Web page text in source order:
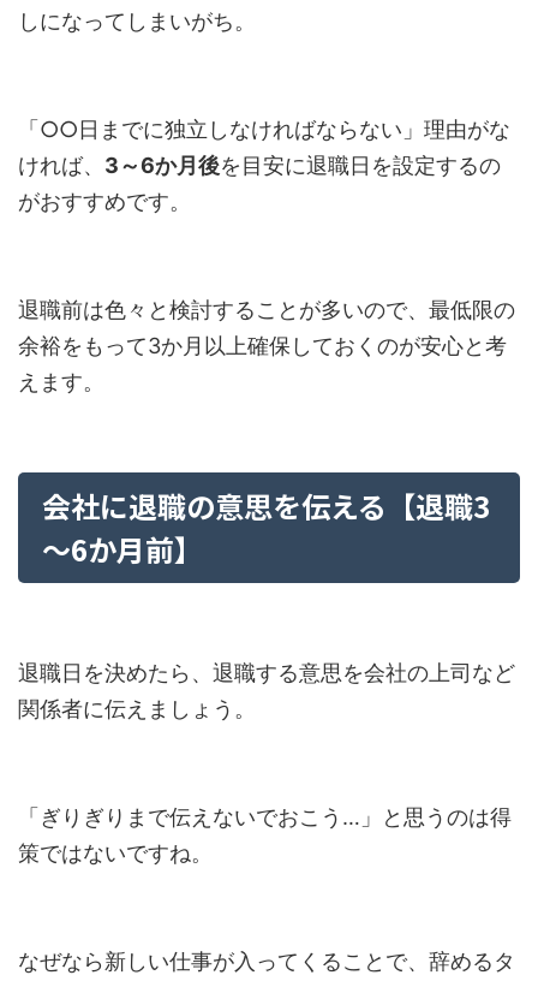
しになってしまいがち。
「○○日までに独立しなければならない」理由がな
ければ、 3～6か月後を目安に退職日を設定するの
がおすすめです。
退職前は色々と検討することが多いので、最低限の
余裕をもって3か月以上確保しておくのが安心と考
えます。
会社に退職の意思を伝える【退職3
～6か月前】
退職日を決めたら、退職する意思を会社の上司など
関係者に伝えましょう。
「ぎりぎりまで伝えないでおこう…」と思うのは得
策ではないですね。
なぜなら新しい仕事が入ってくることで、辞めるタ